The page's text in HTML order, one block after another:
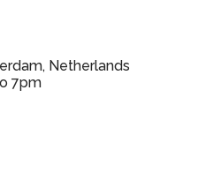
Netherlands
7pm